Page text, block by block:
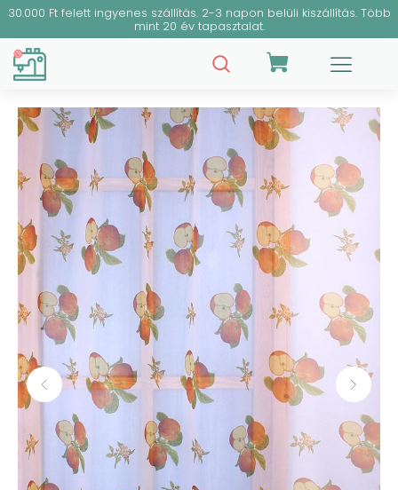
30.000 Ft felett ingyenes szállítás. 2-3 napon belüli kiszállítás. Több
mint 20 év tapasztalat.